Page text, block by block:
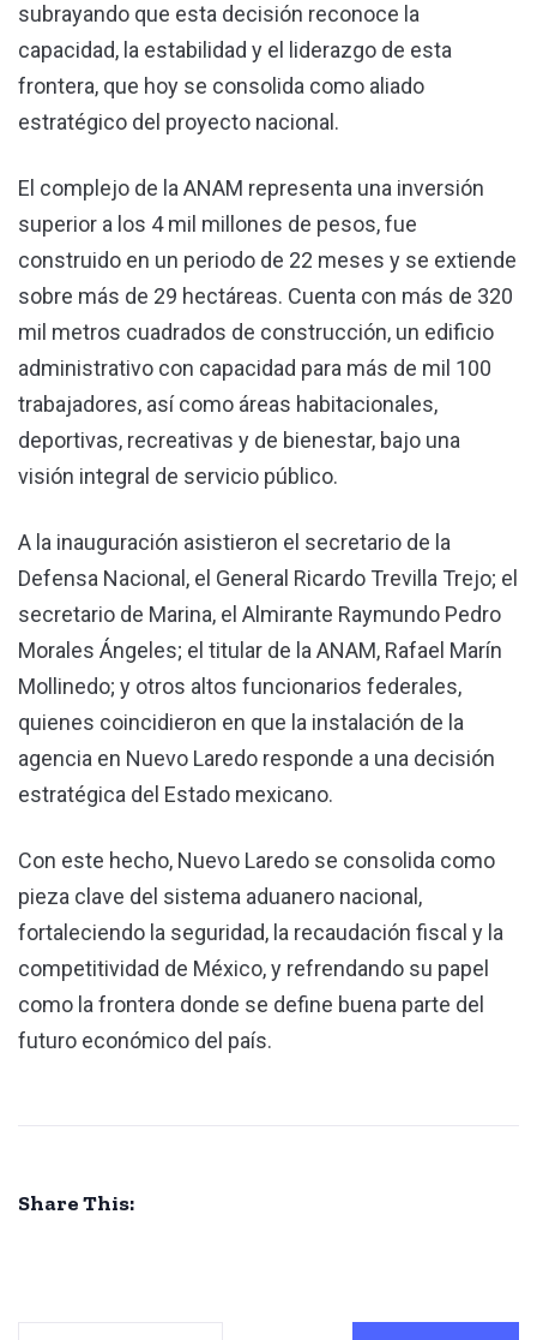
subrayando que esta decisión reconoce la
capacidad, la estabilidad y el liderazgo de esta
frontera, que hoy se consolida como aliado
estratégico del proyecto nacional.
El complejo de la ANAM representa una inversión
superior a los 4 mil millones de pesos, fue
construido en un periodo de 22 meses y se extiende
sobre más de 29 hectáreas. Cuenta con más de 320
mil metros cuadrados de construcción, un edificio
administrativo con capacidad para más de mil 100
trabajadores, así como áreas habitacionales,
deportivas, recreativas y de bienestar, bajo una
visión integral de servicio público.
A la inauguración asistieron el secretario de la
Defensa Nacional, el General Ricardo Trevilla Trejo; el
secretario de Marina, el Almirante Raymundo Pedro
Morales Ángeles; el titular de la ANAM, Rafael Marín
Mollinedo; y otros altos funcionarios federales,
quienes coincidieron en que la instalación de la
agencia en Nuevo Laredo responde a una decisión
estratégica del Estado mexicano.
Con este hecho, Nuevo Laredo se consolida como
pieza clave del sistema aduanero nacional,
fortaleciendo la seguridad, la recaudación fiscal y la
competitividad de México, y refrendando su papel
como la frontera donde se define buena parte del
futuro económico del país.
Share This: